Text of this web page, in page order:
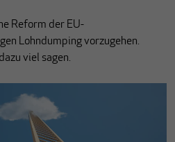
Reform der EU-
Lohndumping vorzugehen.
viel sagen.